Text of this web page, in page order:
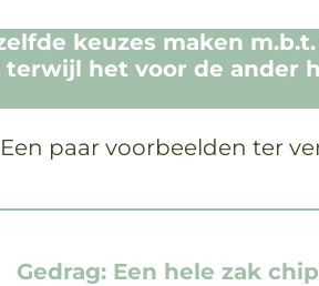
keuzes maken
terwijl het voor de ander
Een paar voorbeelden ter
Gedrag: Een hele zak